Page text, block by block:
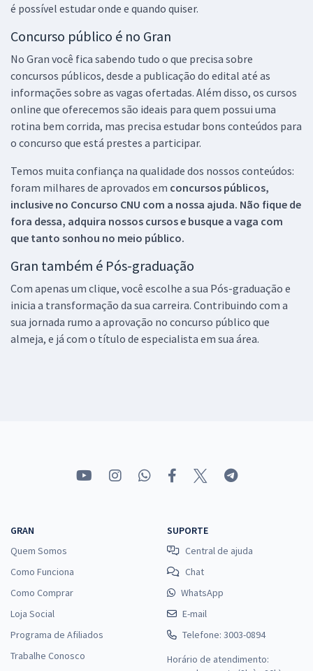
é possível estudar onde e quando quiser.
Concurso público é no Gran
No Gran você fica sabendo tudo o que precisa sobre
concursos públicos, desde a publicação do edital até as
informações sobre as vagas ofertadas. Além disso, os cursos
online que oferecemos são ideais para quem possui uma
rotina bem corrida, mas precisa estudar bons conteúdos para
o concurso que está prestes a participar.
Temos muita confiança na qualidade dos nossos conteúdos:
foram milhares de aprovados em concursos públicos,
inclusive no Concurso CNU com a nossa ajuda. Não fique de
fora dessa, adquira nossos cursos e busque a vaga com
que tanto sonhou no meio público.
Gran também é Pós-graduação
Com apenas um clique, você escolhe a sua Pós-graduação e
inicia a transformação da sua carreira. Contribuindo com a
sua jornada rumo a aprovação no concurso público que
almeja, e já com o título de especialista em sua área.
GRAN
Quem Somos
Como Funciona
Como Comprar
Loja Social
Programa de Afiliados
Trabalhe Conosco
SUPORTE
Central de ajuda
Chat
WhatsApp
E-mail
Telefone: 3003-0894
Horário de atendimento: